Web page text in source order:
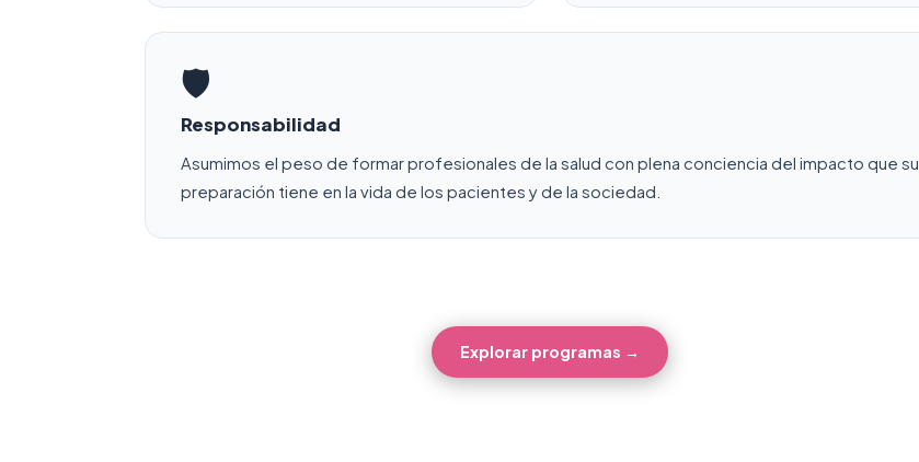
🛡️
Responsabilidad
Asumimos el peso de formar profesionales de la salud con plena conciencia del impacto que su
preparación tiene en la vida de los pacientes y de la sociedad.
Explorar programas →